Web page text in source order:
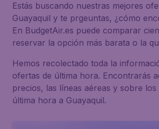
Estás buscando nuestras mejores
Guayaquil y te prgeuntas, ¿cómo
En BudgetAir.es puede comparar
reservar la opción más barata o la
Hemos recolectado toda la
ofertas de última hora. Encontrarás
precios, las líneas aéreas y sobre
última hora a Guayaquil.